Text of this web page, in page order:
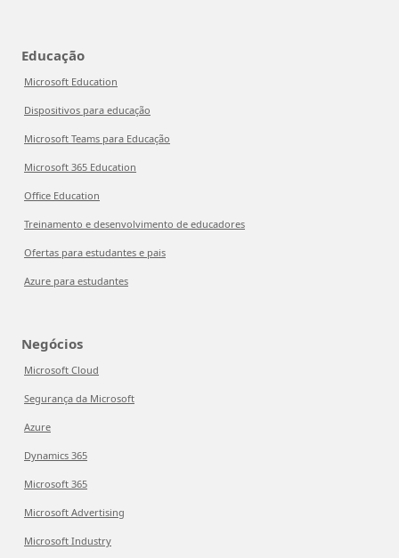
Educação
Microsoft Education
Dispositivos para educação
Microsoft Teams para Educação
Microsoft 365 Education
Office Education
Treinamento e desenvolvimento de educadores
Ofertas para estudantes e pais
Azure para estudantes
Negócios
Microsoft Cloud
Segurança da Microsoft
Azure
Dynamics 365
Microsoft 365
Microsoft Advertising
Microsoft Industry